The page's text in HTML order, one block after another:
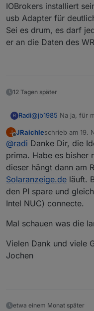
IOBrokers installiert
usb Adapter für
Sei es drum, es darf
er an die Daten des
12 Tagen später
R Radi@jb1985 Na ja, für
Adapter dann
Es ging nur darum
diesem Stick gibt,
Wechselrichter in
reicht dann sogar
10€.
Sei es drum, es
an die Daten des
J
Offline
JRaichleschrieb am 19.
zuletzt editiert
@radi Danke Dir, die
prima. Habe es bisher
dieser hängt dann am
Solaranzeige.de läuft.
den PI spare und
Intel NUC) connecte.
Mal schauen was die
Vielen Dank und viele
Jochen
etwa einem Monat später